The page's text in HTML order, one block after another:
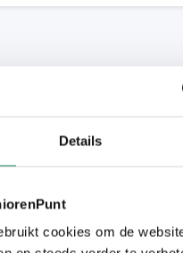
Details
cookies om de
dorpskern is vooral
Watermolen. Er is
Liever wat verder
biedt een snelle
en de rest van de